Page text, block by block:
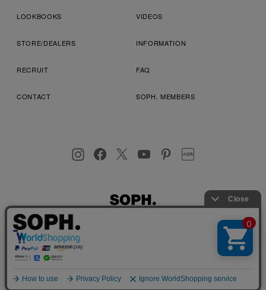
LOOKBOOKS VIDEOS
STORE/DEALERS INFORMATION
RECRUIT FAQ
CONTACT SOPH. MEMBERS
プライバシーポリシー
店舗受取サービス
お客様により良いサービスを提供するため、cookie(クッキー)を
使用することがございます。 詳しくは
プライバシーポリシーを
ご確認ください。
OK